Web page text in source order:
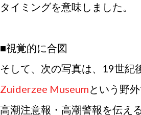
タイミングを意味しました。
■視覚的に合図
そして、次の写真は、19世紀
Zuiderzee Museumという野
高潮注意報・高潮警報を伝え